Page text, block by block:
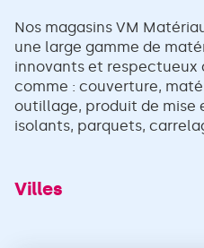
Nos magasins VM
une large gamme de
innovants et respectueux
comme : couverture,
outillage, produit de mise
isolants, parquets,
Villes